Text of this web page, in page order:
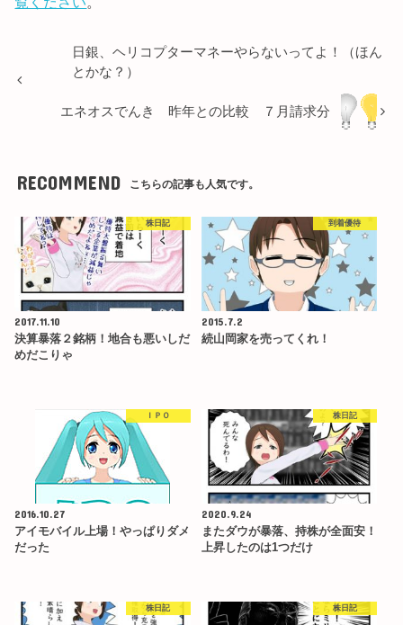
日銀、ヘリコプターマネーやらないってよ！（ほん
とかな？）
エネオスでんき 昨年との比較 ７月請求分
RECOMMEND こちらの記事も人気です。
株日記
2017.11.10
決算暴落２銘柄！地合も悪いしだ
めだこりゃ
到着優待
2015.7.2
続山岡家を売ってくれ！
ＩＰＯ
2016.10.27
アイモバイル上場！やっぱりダメ
だった
株日記
2020.9.24
またダウが暴落、持株が全面安！
上昇したのは1つだけ
株日記 株日記